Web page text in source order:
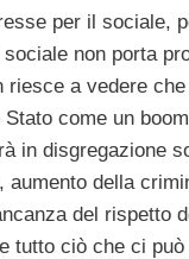
per il sociale,
non porta
riesce a vedere
come un
in disgregazione
aumento della
del rispetto
tutto ciò che ci